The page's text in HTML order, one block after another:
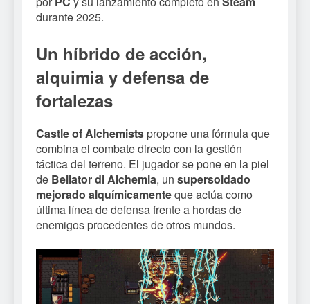
durante 2025.
Un híbrido de acción,
alquimia y defensa de
fortalezas
Castle of Alchemists propone una fórmula que
combina el combate directo con la gestión
táctica del terreno. El jugador se pone en la piel
de Bellator di Alchemia, un supersoldado
mejorado alquímicamenteque actúa como
última línea de defensa frente a hordas de
enemigos procedentes de otros mundos.